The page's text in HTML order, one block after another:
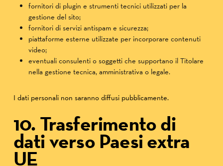
fornitori di plugin e strumenti tecnici utilizzati per la
gestione del sito;
fornitori di servizi antispam e sicurezza;
piattaforme esterne utilizzate per incorporare contenuti
video;
eventuali consulenti o soggetti che supportano il Titolare
nella gestione tecnica, amministrativa o legale.
I dati personali non saranno diffusi pubblicamente.
10. Trasferimento di
dati verso Paesi extra
UE